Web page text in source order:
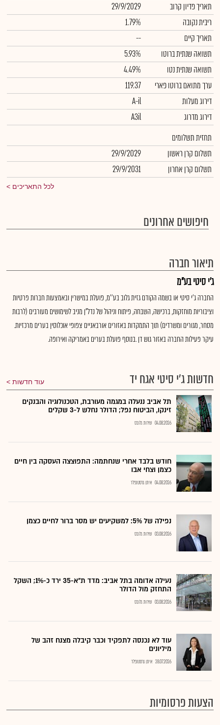
תאריך פדיון קרוב
29/9/2029
ריבית נקובה
1.79%
תאריך קיים
--
תשואה שנתית ברוטו
5.93%
תשואה שנתית נטו
4.49%
ערך מתואם ברוטו פארי
119.37
דירוג מעלות
A-il
דירוג מדרוג
A3il
תחזית תשלומים
תשלום קרן ראשון
29/9/2029
תשלום קרן אחרון
29/9/2031
לכל התאריכים
חיפושים אחרונים
תיאור חברה
ג'י סיטי בע"מ
החברה ג'י סיטי או בשמה הקודם גזית גלוב בע''מ, פועלת במישרין ובאמצעות חברות פרטיות
וציבוריות מוחזקות, ברכישה, השבחה, פיתוח וניהול של נדל"ן מניב לשימושים מעורבים (לרבות
מסחר, מגורים ומשרדים) תוך התמקדות באזורים אורבאניים צפופי אוכלוסין בערים מרכזיות.
עיקר פעילות החברה באזור גוש דן .בנוסף פועלת בערים באמריקה ואירופה.
חדשות ג'י סיטי אגח יד עוד חדשות
תל אביב ננעלה במגמה מעורבת, הטכנולוגיה והבנקים
זינקו, הביטוח נפל; הדולר נחלש ל-3 שקלים
04.08.2026 שירות גלובס
חודש בלבד אחרי שנחתמה: התפוצצה העסקה בין חיים
כצמן וצחי אבו
04.08.2026 איתן גרסטנפלד
נפילה של 5%: למשקיעים יש מסר ברור לחיים כצמן
03.08.2026 שירות גלובס
נעילה אדומה בתל אביב: מדד ת"א-35 ירד כ-1%; השקל
התחזק מול הדולר
03.08.2026 שירות גלובס
עוד לא נכנסה לתפקיד וכבר קיבלה מצנח זהב של
מיליונים
28.07.2026 איתן גרסטנפלד
הצעות פרסומיות